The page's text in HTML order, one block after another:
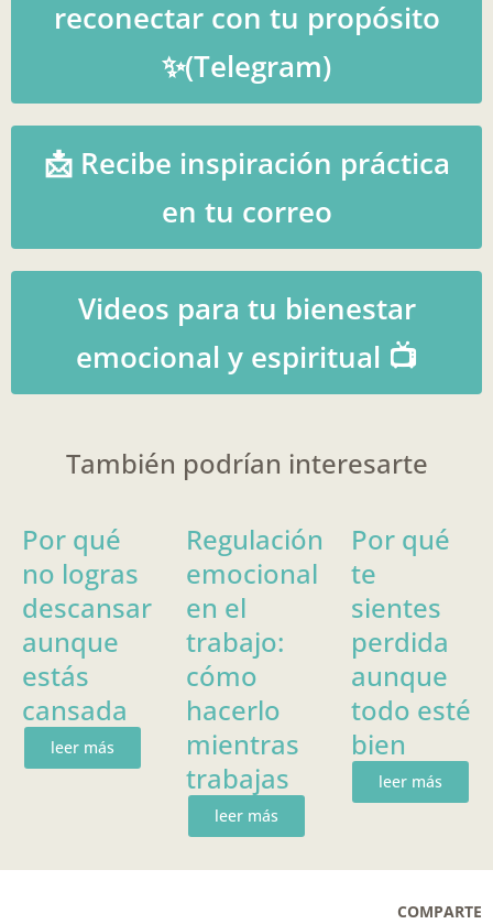
reconectar con tu propósito
✨(Telegram)
📩 Recibe inspiración práctica
en tu correo
Videos para tu bienestar
emocional y espiritual 📺
También podrían interesarte
Por qué
no logras
descansar
aunque
estás
cansada
leer más
Regulación
emocional
en el
trabajo:
cómo
hacerlo
mientras
trabajas
leer más
Por qué
te
sientes
perdida
aunque
todo esté
bien
leer más
COMPARTE